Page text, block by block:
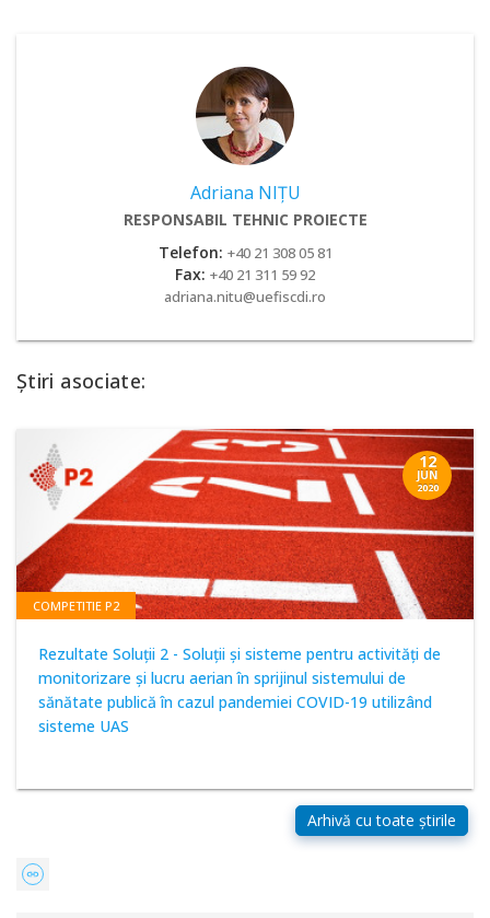
Adriana NIȚU
RESPONSABIL TEHNIC PROIECTE
Telefon: +40 21 308 05 81
Fax: +40 21 311 59 92
adriana.nitu@uefiscdi.ro
Știri asociate:
12
JUN
2020
COMPETITIE P2
Rezultate Soluții 2 - Soluții și sisteme pentru activități de
monitorizare și lucru aerian în sprijinul sistemului de
sănătate publică în cazul pandemiei COVID-19 utilizând
sisteme UAS